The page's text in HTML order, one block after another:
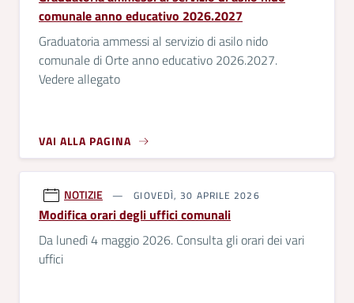
comunale anno educativo 2026.2027
Graduatoria ammessi al servizio di asilo nido
comunale di Orte anno educativo 2026.2027.
Vedere allegato
VAI ALLA PAGINA
NOTIZIE GIOVEDÌ, 30 APRILE 2026
Modifica orari degli uffici comunali
Da lunedì 4 maggio 2026. Consulta gli orari dei vari
uffici